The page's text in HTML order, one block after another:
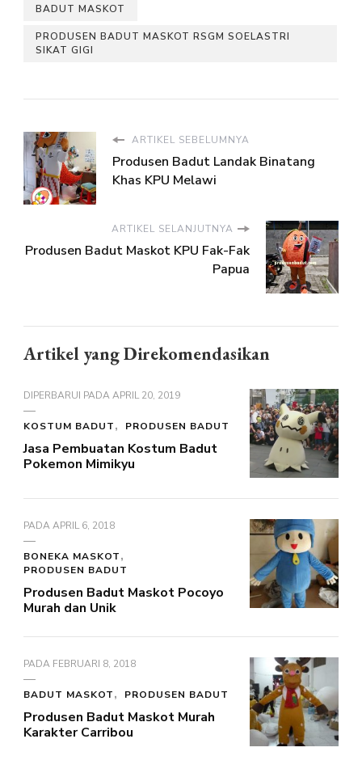
BADUT MASKOT
PRODUSEN BADUT MASKOT RSGM SOELASTRI
SIKAT GIGI
ARTIKEL SEBELUMNYA
Produsen Badut Landak Binatang
Khas KPU Melawi
ARTIKEL SELANJUTNYA
Produsen Badut Maskot KPU Fak-Fak
Papua
Artikel yang Direkomendasikan
DIPERBARUI PADAAPRIL 20, 2019
KOSTUM BADUT PRODUSEN BADUT
Jasa Pembuatan Kostum Badut
Pokemon Mimikyu
PADAAPRIL 6, 2018
BONEKA MASKOT
PRODUSEN BADUT
Produsen Badut Maskot Pocoyo
Murah dan Unik
PADA FEBRUARI 8, 2018
BADUT MASKOT PRODUSEN BADUT
Produsen Badut Maskot Murah
Karakter Carribou